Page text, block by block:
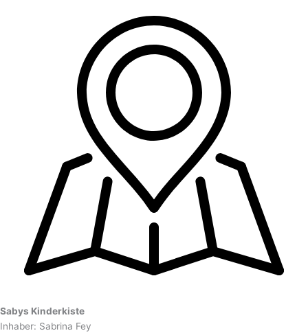
Sabys Kinderkiste
Inhaber: Sabrina Fey